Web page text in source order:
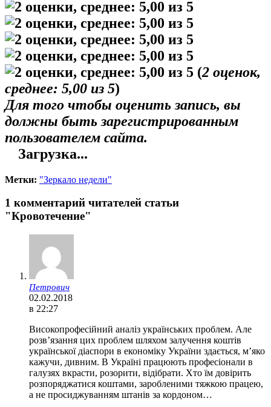
(2 оценок,
среднее: 5,00 из 5)
Для того чтобы оценить запись, вы
должны быть зарегистрированным
пользователем сайта.
Загрузка...
Метки: "Зеркало недели"
1 комментарий читателей статьи
"Кровотечение"
Петрович
02.02.2018
в 22:27
Високопрофесійний аналіз українських проблем. Але
розв’язання цих проблем шляхом залучення коштів
української діаспори в економіку України здається, м’яко
кажучи, дивним. В Україні працюють професіонали в
галузях вкрасти, розорити, відібрати. Хто їм довірить
розпоряджатися коштами, заробленими тяжкою працею,
а не просиджуванням штанів за кордоном…